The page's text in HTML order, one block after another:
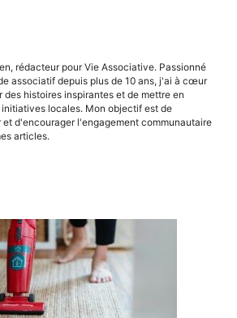
rédacteur pour Vie Associative. Passionné
associatif depuis plus de 10 ans, j'ai à cœur
des histoires inspirantes et de mettre en
initiatives locales. Mon objectif est de
et d'encourager l'engagement communautaire
articles.